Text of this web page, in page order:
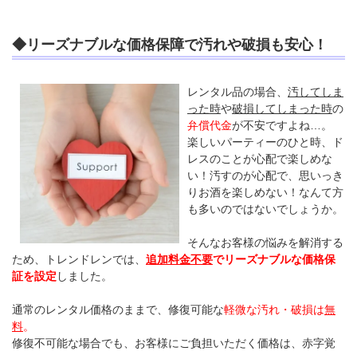
◆リーズナブルな価格保障で汚れや破損も安心！
レンタル品の場合、 汚してしま
った時や破損してしまった時の
弁償代金が不安ですよね…。
楽しいパーティーのひと時、ド
レスのことが心配で楽しめな
い！汚すのが心配で、思いっき
りお酒を楽しめない！なんて方
も多いのではないでしょうか。
そんなお客様の悩みを解消する
ため、トレンドレンでは、 追加料金不要でリーズナブルな価格保
証を設定 しました。
通常のレンタル価格のままで、修復可能な軽微な汚れ・破損は無
料。
修復不可能な場合でも、お客様にご負担いただく価格は、赤字覚